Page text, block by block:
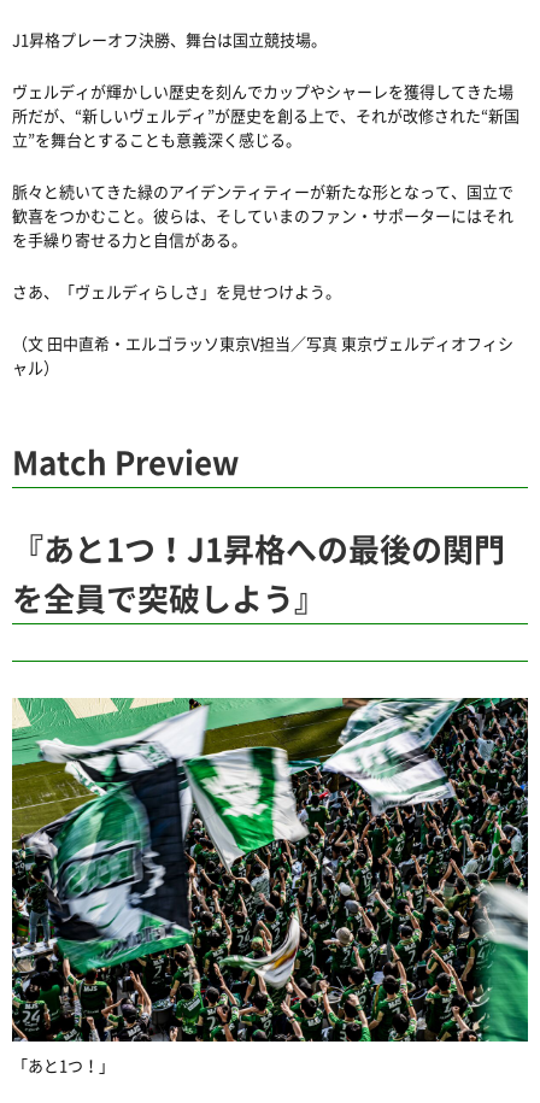
J1昇格プレーオフ決勝、舞台は国立競技場。
ヴェルディが輝かしい歴史を刻んでカップやシャーレを獲得してきた場
所だが、“新しいヴェルディ”が歴史を創る上で、それが改修された“新国
立”を舞台とすることも意義深く感じる。
脈々と続いてきた緑のアイデンティティーが新たな形となって、国立で
歓喜をつかむこと。彼らは、そしていまのファン・サポーターにはそれ
を手繰り寄せる力と自信がある。
さあ、「ヴェルディらしさ」を見せつけよう。
（文 田中直希・エルゴラッソ東京V担当／写真 東京ヴェルディオフィシ
ャル）
Match Preview
『あと1つ！J1昇格への最後の関門
を全員で突破しよう』
「あと1つ！」